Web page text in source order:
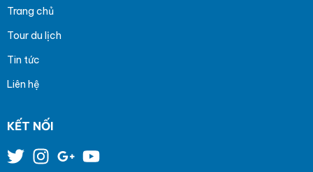
Trang chủ
Tour du lịch
Tin tức
Liên hệ
KẾT NỐI